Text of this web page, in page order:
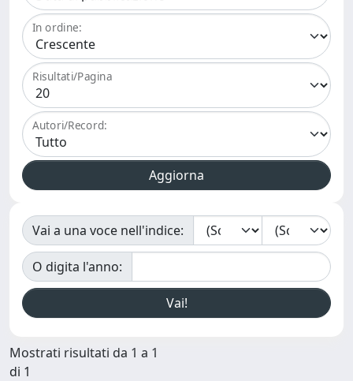
In ordine:
Risultati/Pagina
Autori/Record:
Vai a una voce nell'indice:
O digita l'anno:
Mostrati risultati da 1 a 1
di 1